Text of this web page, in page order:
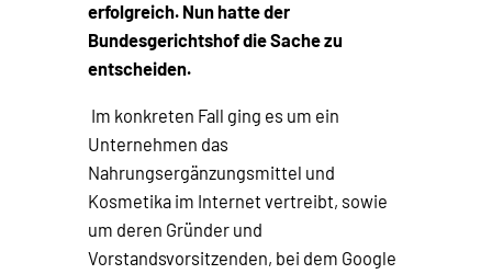
erfolgreich. Nun hatte der
Bundesgerichtshof die Sache zu
entscheiden.
Im konkreten Fall ging es um ein
Unternehmen das
Nahrungsergänzungsmittel und
Kosmetika im Internet vertreibt, sowie
um deren Gründer und
Vorstandsvorsitzenden, bei dem Google